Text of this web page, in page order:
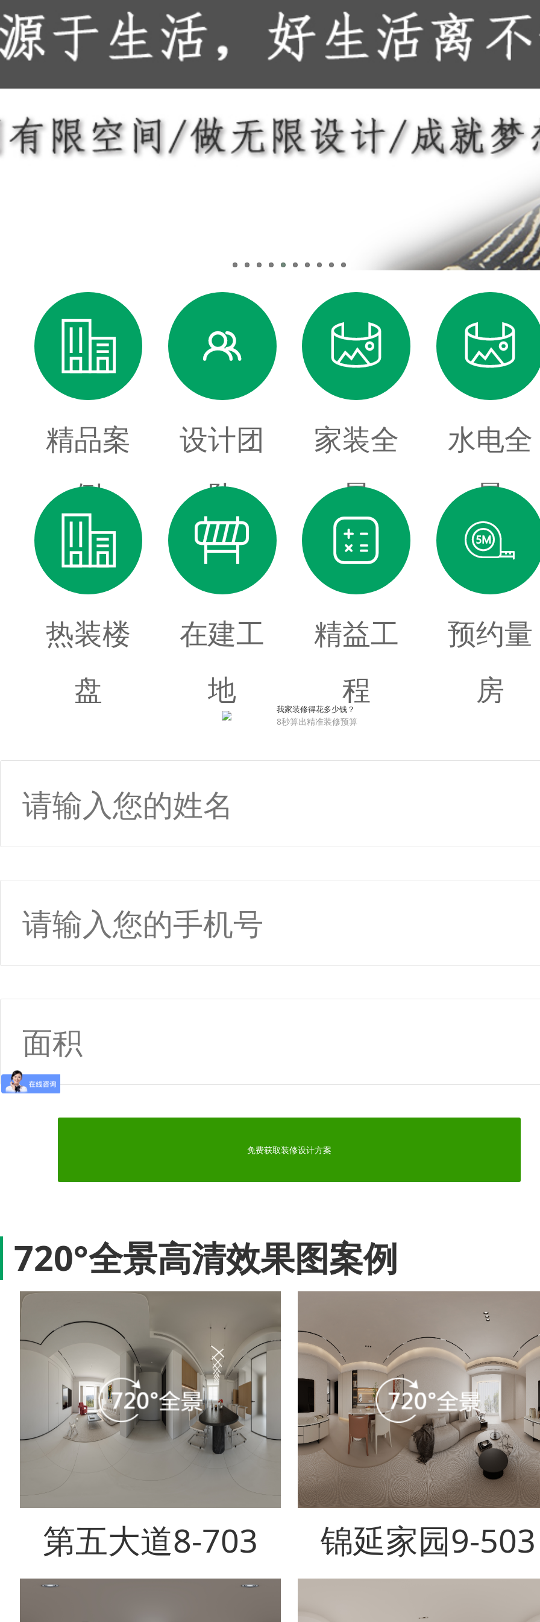

精品案
例

设计团
队

家装全
景

水电全
景

热装楼
盘

在建工
地

精益工
程

预约量
房
我家装修得花多少钱？
8秒算出精准装修预算
免费获取装修设计方案
720°全景高清效果图案例
第五大道8-703 锦延家园9-503